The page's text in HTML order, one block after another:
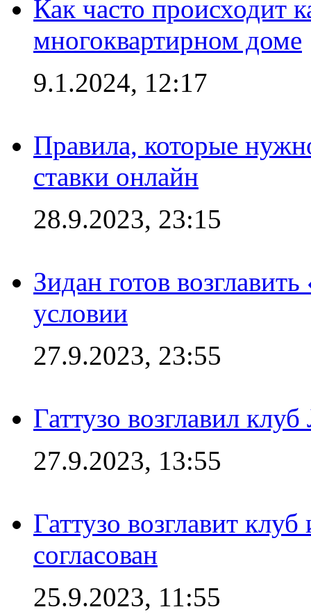
Как часто происходит
многоквартирном доме
9.1.2024, 12:17
Правила, которые
ставки онлайн
28.9.2023, 23:15
Зидан готов
условии
27.9.2023, 23:55
Гаттузо возглавил
27.9.2023, 13:55
Гаттузо возглавит
согласован
25.9.2023, 11:55